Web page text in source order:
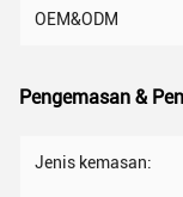
OEM&ODM
Pengemasan &
Jenis kemasan: